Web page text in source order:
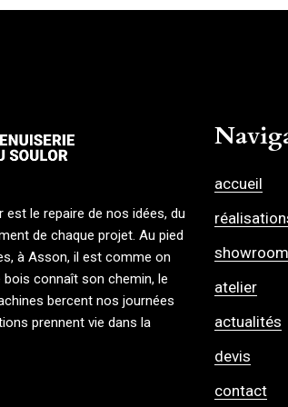
ALU / BOIS / PVC
est le repaire de nos idées, du
de chaque projet. Au pied
à Asson, il est comme on
bois connaît son chemin, le
bercent nos journées
prennent vie dans la
accueil
showroom
atelier
actualités
devis
contact